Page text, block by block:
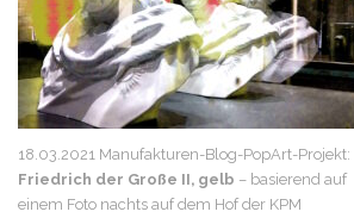
18.03.2021 Manufakturen-Blog-PopArt-Projekt:
Friedrich der Große II, gelb – basierend auf
einem Foto nachts auf dem Hof der KPM